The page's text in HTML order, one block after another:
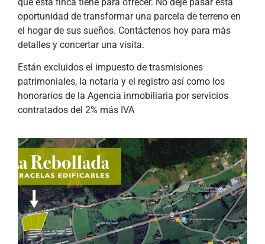
oportunidad de transformar una parcela de terreno en
el hogar de sus sueños. Contáctenos hoy para más
detalles y concertar una visita.
Están excluidos el impuesto de trasmisiones
patrimoniales, la notaria y el registro así como los
honorarios de la Agencia inmobiliaria por servicios
contratados del 2% más IVA